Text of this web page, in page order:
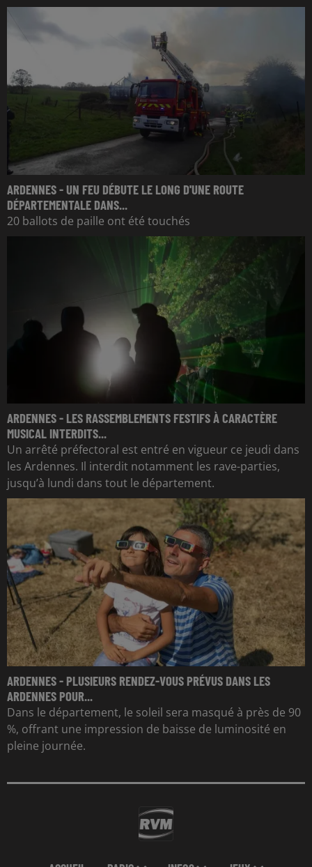
ARDENNES - UN FEU DÉBUTE LE LONG D'UNE ROUTE
DÉPARTEMENTALE DANS...
20 ballots de paille ont été touchés
ARDENNES - LES RASSEMBLEMENTS FESTIFS À CARACTÈRE
MUSICAL INTERDITS...
Un arrêté préfectoral est entré en vigueur ce jeudi dans
les Ardennes. Il interdit notamment les rave-parties,
jusqu’à lundi dans tout le département.
ARDENNES - PLUSIEURS RENDEZ-VOUS PRÉVUS DANS LES
ARDENNES POUR...
Dans le département, le soleil sera masqué à près de 90
%, offrant une impression de baisse de luminosité en
pleine journée.